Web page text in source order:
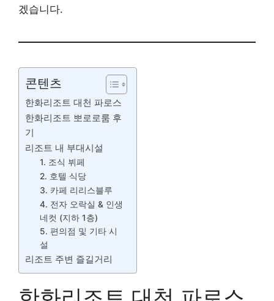
겠습니다.
콘텐츠
한화리조트 대천 파로스
한화리조트 뽀로로룸 후
기
리조트 내 부대시설
1. 조식 뷔페
2. 호텔 식당
3. 카페 리리스블루
4. 전자 오락실 & 인생
네컷 (지하 1층)
5. 편의점 및 기타 시
설
리조트 주변 즐길거리